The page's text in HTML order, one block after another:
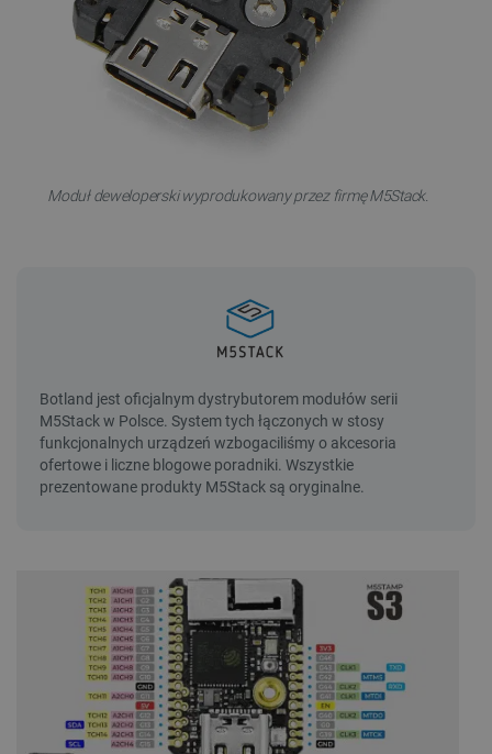
Moduł deweloperski wyprodukowany przez firmę M5Stack.